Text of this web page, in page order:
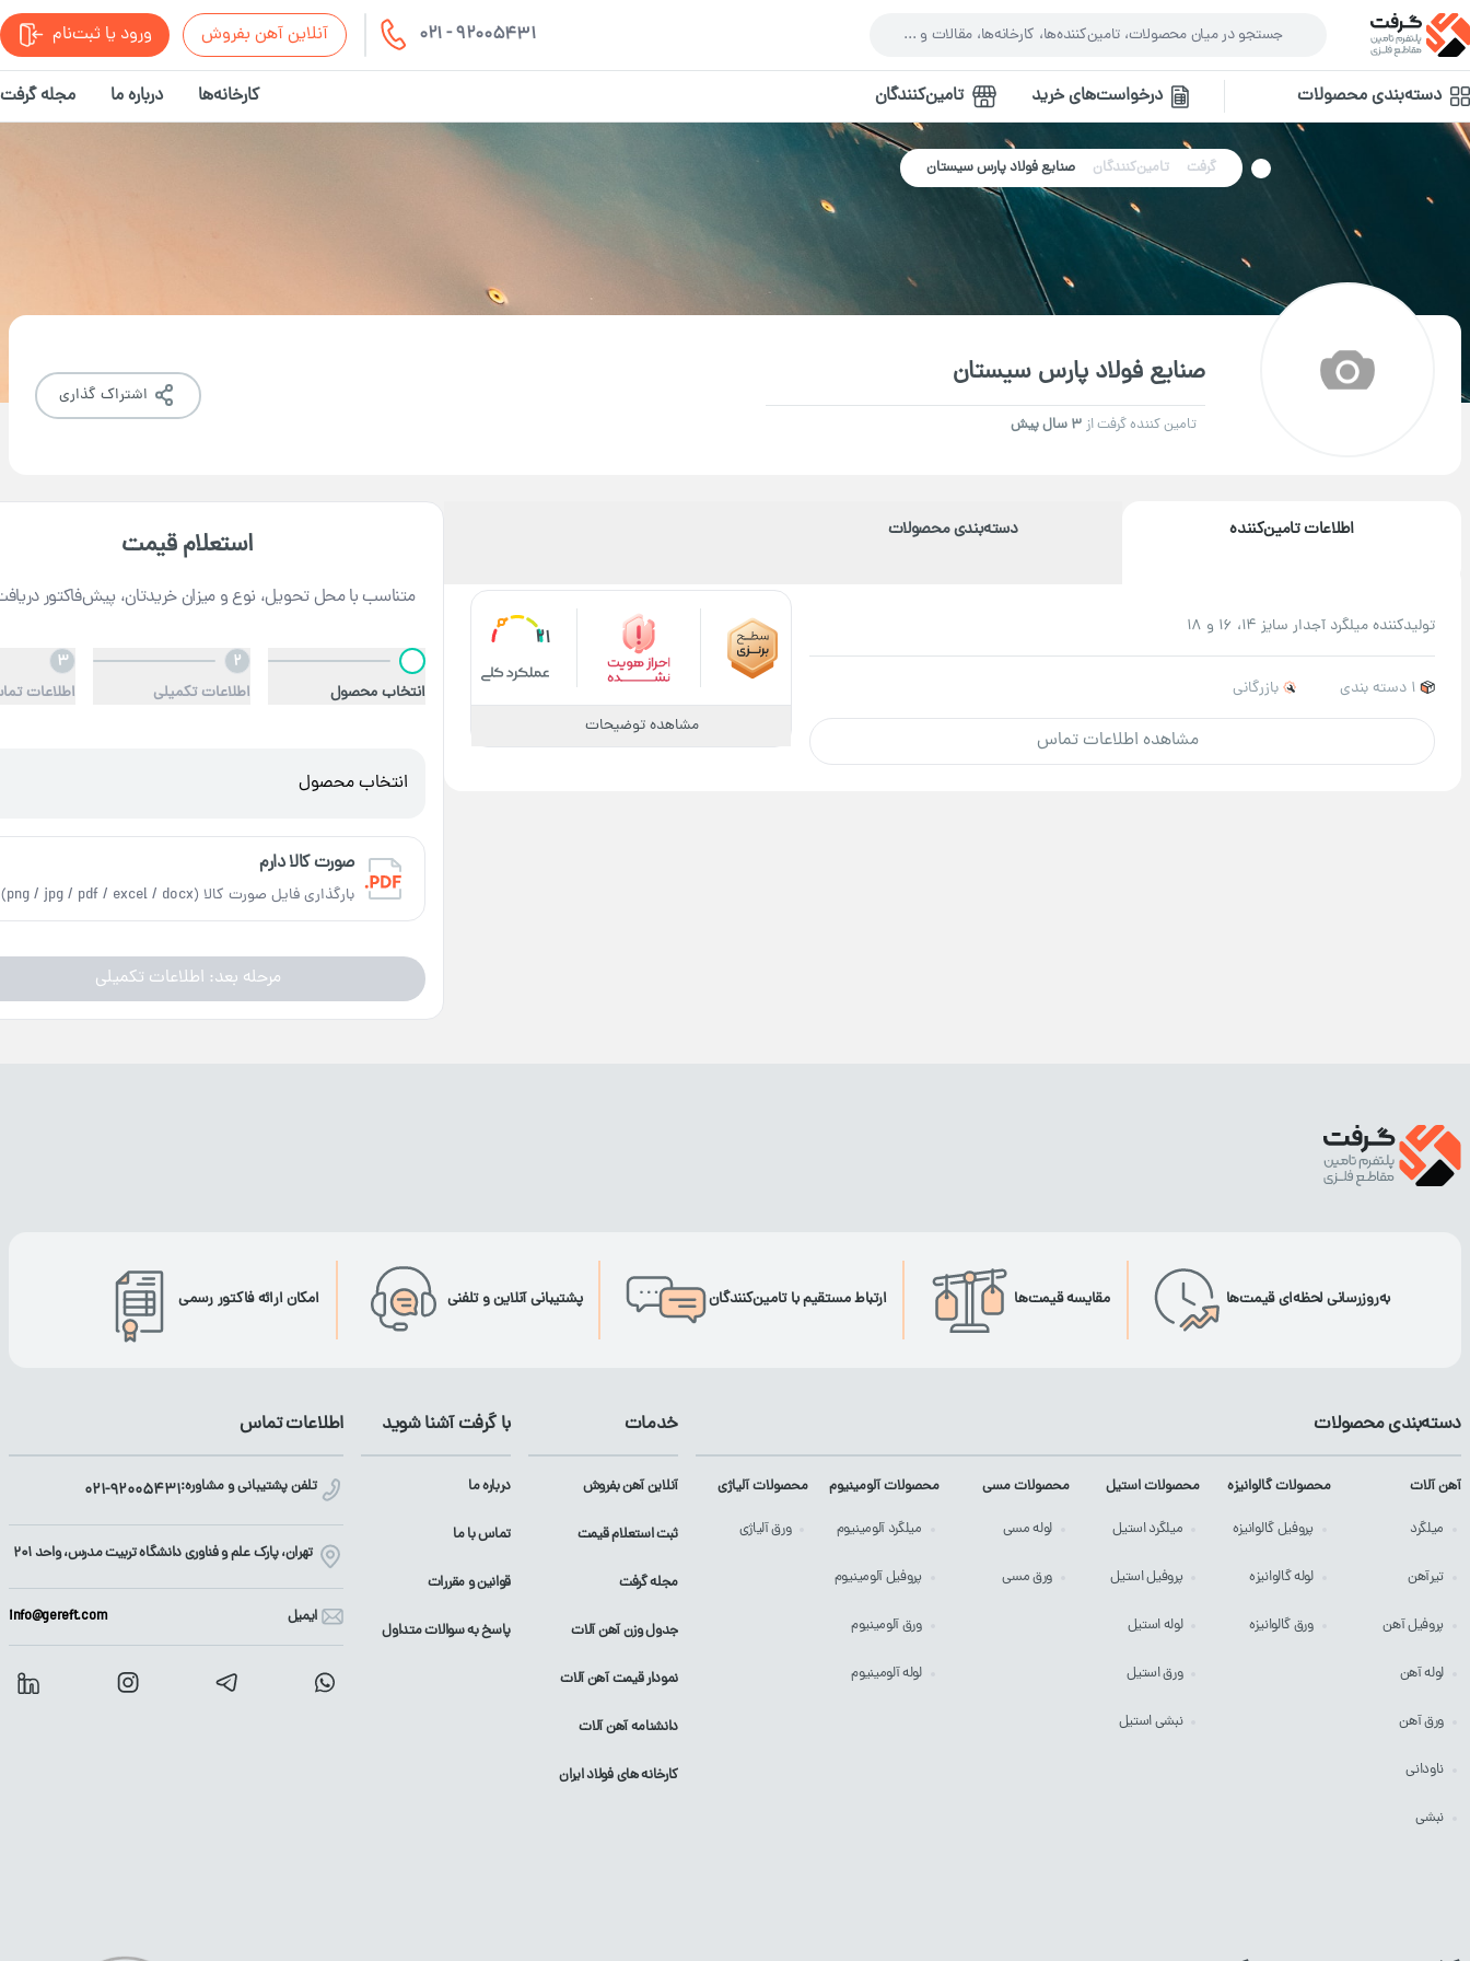
021 - 92005431 آنلاین آهن بفروش ورود یا ثبت‌نام
دسته‌بندی محصولات درخواست‌های خرید تامین‌کنندگان کارخانه‌ها درباره ما مجله گرفت
گرفت تامین‌کنندگان صنایع فولاد پارس سیستان
صنایع فولاد پارس سیستان
تامین کننده گرفت از 3 سال پیش
اشتراک گذاری
اطلاعات تامین‌کننده دسته‌بندی محصولات
تولیدکننده میلگرد آجدار سایز 14، 16 و 18
1 دسته بندی بازرگانی
مشاهده اطلاعات تماس
21
مشاهده توضیحات
استعلام قیمت
متناسب با محل تحویل، نوع و میزان خریدتان، پیش‌فاکتور
انتخاب محصول
2
اطلاعات تکمیلی
3
اطلاعات
انتخاب محصول
صورت کالا دارم
بارگذاری فایل صورت کالا (png / jpg / pdf / excel / docx)
مرحله بعد: اطلاعات تکمیلی
به‌روزرسانی لحظه‌ای قیمت‌ها مقایسه قیمت‌ها ارتباط مستقیم با تامین‌کنندگان پشتیبانی آنلاین و تلفنی امکان ارائه فاکتور رسمی
دسته‌بندی محصولات
آهن آلات
میلگرد
تیرآهن
پروفیل آهن
لوله آهن
ورق آهن
ناودانی
نبشی
محصولات گالوانیزه
پروفیلگالوانیزه
لولهگالوانیزه
ورقگالوانیزه
محصولات استیل
میلگرداستیل
پروفیلاستیل
لولهاستیل
ورقاستیل
نبشیاستیل
محصولات مسی
لولهمسی
ورقمسی
محصولات آلومینیوم
میلگرد آلومینیوم
پروفیلآلومینیوم
ورقآلومینیوم
لولهآلومینیوم
محصولات آلیاژی
ورقآلیاژی
خدمات
آنلاین آهن بفروش
ثبت استعلام قیمت
مجله گرفت
جدول وزن آهن آلات
نمودار قیمت آهن آلات
دانشنامه آهن آلات
کارخانه های فولاد ایران
با گرفت آشنا شوید
درباره ما
تماس با ما
قوانین و مقررات
پاسخ به سوالات متداول
اطلاعات تماس
تلفن پشتیبانی و مشاوره:021-92005431
تهران، پارک علم و فناوری دانشگاه تربیت مدرس، واحد ۲۰۱
ایمیل info@gereft.com